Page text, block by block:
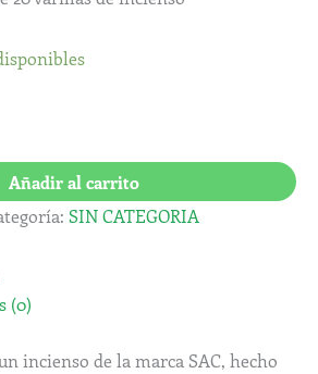
Añadir al carrito
SIN CATEGORIA
(0)
incienso de la marca SAC, hecho